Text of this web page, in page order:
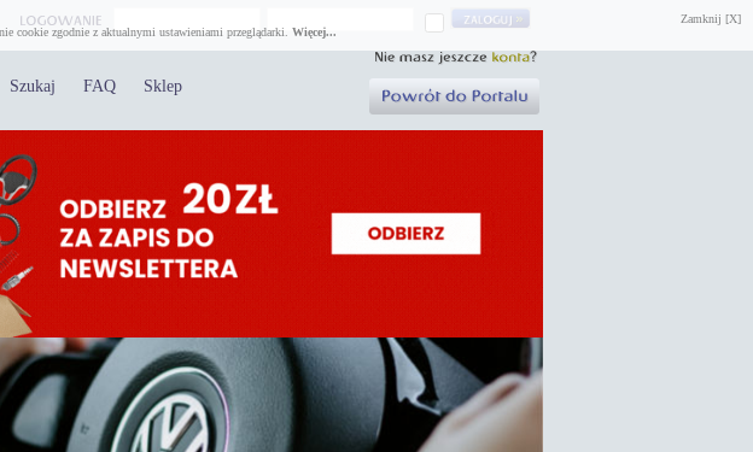
Zamknij [X]
cookie zgodnie z aktualnymi ustawieniami przeglądarki. Więcej...
Szukaj FAQ Sklep